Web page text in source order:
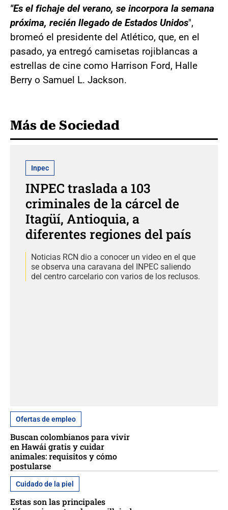
"Es el fichaje del verano, se incorpora la semana
próxima, recién llegado de Estados Unidos",
bromeó el presidente del Atlético, que, en el
pasado, ya entregó camisetas rojiblancas a
estrellas de cine como Harrison Ford, Halle
Berry o Samuel L. Jackson.
Más de Sociedad
Inpec
INPEC traslada a 103
criminales de la cárcel de
Itagüí, Antioquia, a
diferentes regiones del país
Noticias RCN dio a conocer un video en el que
se observa una caravana del INPEC saliendo
del centro carcelario con varios de los reclusos.
Ofertas de empleo
Buscan colombianos para vivir
en Hawái gratis y cuidar
animales: requisitos y cómo
postularse
Cuidado de la piel
Estas son las principales